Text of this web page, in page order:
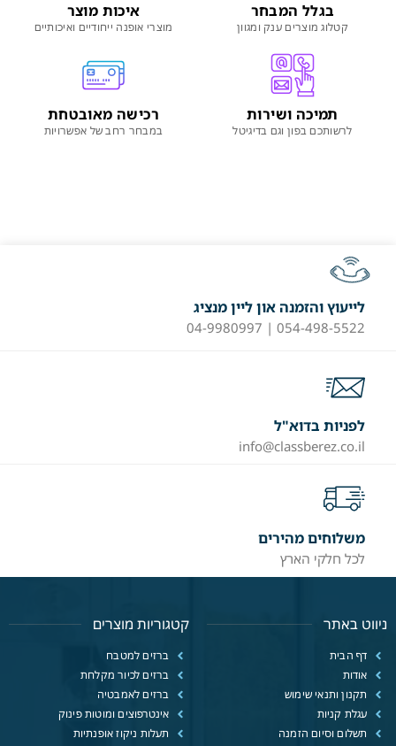
בגלל המבחר
קטלוג מוצרים ענק ומגוון
איכות מוצר
מוצרי אופנה ייחודיים ואיכותיים
תמיכה ושירות
לרשותכם בפון וגם בדיגיטל
רכישה מאובטחת
במבחר רחב של אפשרויות
לייעוץ והזמנה און ליין מנציג
054-498-5522 | 04-9980997
לפניות בדוא"ל
info@classberez.co.il
משלוחים מהירים
לכל חלקי הארץ
ניווט באתר
דף הבית
אודות
תקנון ותנאי שימוש
עגלת קניות
תשלום וסיום הזמנה
קטגוריות מוצרים
ברזים למטבח
ברזים לכיור מקלחת
ברזים לאמבטיה
אינטרפוצים ומוטות פינוק
תעלות ניקוז אופנתיות